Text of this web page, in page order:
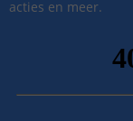
acties en meer.